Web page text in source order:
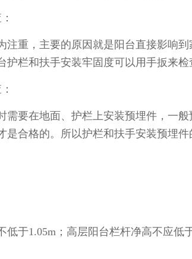
重，主要的原因就是阳台直接影响到
栏和扶手安装牢固度可以用手扳来检
要在地面、护栏上安装预埋件，一般
是合格的。所以护栏和扶手安装预埋
1.05m；高层阳台栏杆净高不应低于